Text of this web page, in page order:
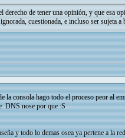
de tener una opinión, y que esa
cuestionada, e incluso ser sujeta
consola hago todo el proceso peor al
DNS nose por que :S
y todo lo demas osea ya pertene a la